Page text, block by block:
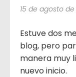
15 de agosto de
Estuve dos
blog, pero
manera muy
nuevo inicio.